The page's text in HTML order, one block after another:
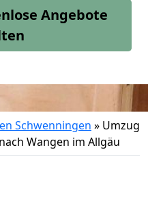
Angebote
Schwenningen » Umzug
Wangen im Allgäu